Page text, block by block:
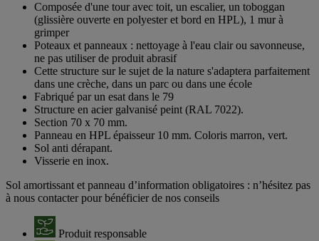
Composée d'une tour avec toit, un escalier, un toboggan
(glissière ouverte en polyester et bord en HPL), 1 mur à
grimper
Poteaux et panneaux : nettoyage à l'eau clair ou savonneuse,
ne pas utiliser de produit abrasif
Cette structure sur le sujet de la nature s'adaptera parfaitement
dans une crèche, dans un parc ou dans une école
Fabriqué par un esat dans le 79
Structure en acier galvanisé peint (RAL 7022).
Section 70 x 70 mm.
Panneau en HPL épaisseur 10 mm. Coloris marron, vert.
Sol anti dérapant.
Visserie en inox.
Sol amortissant et panneau d’information obligatoires : n’hésitez pas
à nous contacter pour bénéficier de nos conseils
Produit responsable